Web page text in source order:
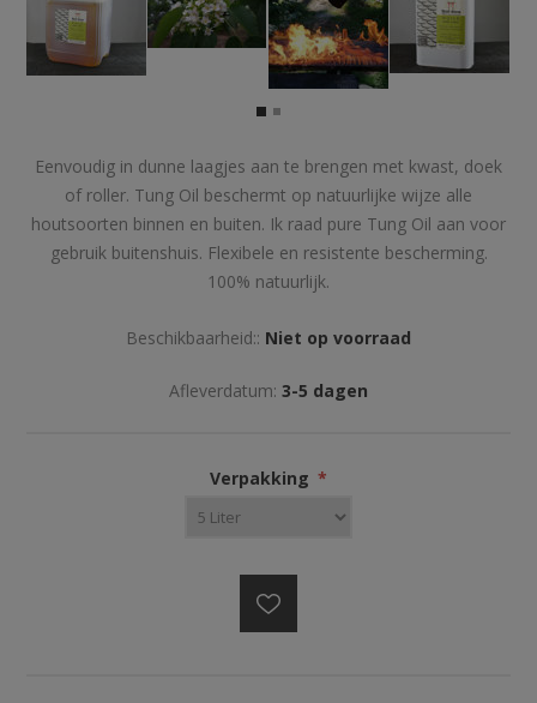
Eenvoudig in dunne laagjes aan te brengen met kwast, doek
of roller. Tung Oil beschermt op natuurlijke wijze alle
houtsoorten binnen en buiten. Ik raad pure Tung Oil aan voor
gebruik buitenshuis. Flexibele en resistente bescherming.
100% natuurlijk.
Beschikbaarheid:: Niet op voorraad
Afleverdatum: 3-5 dagen
Verpakking *